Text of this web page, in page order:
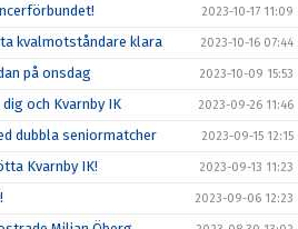
2023-10-17 11:09
kvalmotståndare klara 2023-10-16 07:44
på onsdag 2023-10-09 15:53
och Kvarnby IK 2023-09-26 11:46
dubbla seniormatcher 2023-09-15 12:15
Kvarnby IK! 2023-09-13 11:23
2023-09-06 12:23